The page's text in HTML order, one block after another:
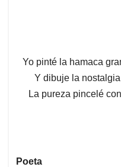
Yo pinté la hamaca
Y dibuje la
La pureza pincelé
Poeta